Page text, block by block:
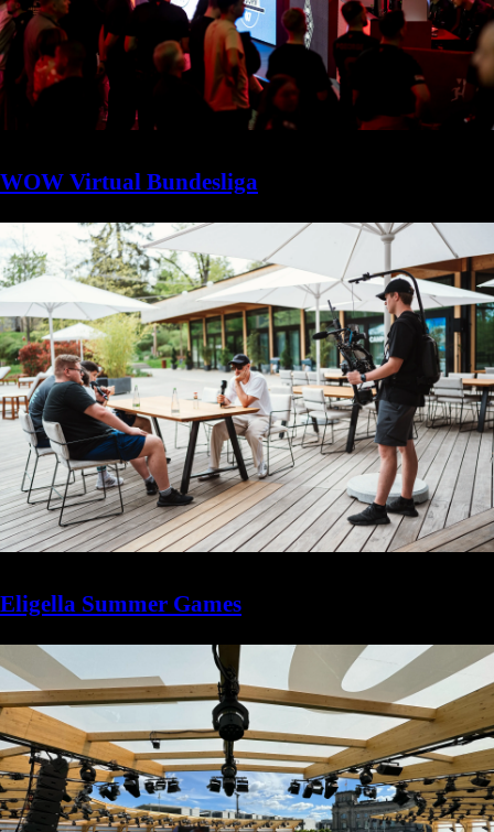
WOW Virtual Bundesliga
Eligella Summer Games